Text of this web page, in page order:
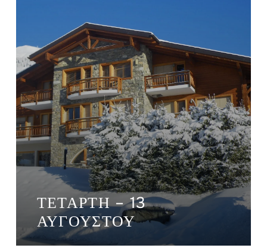
ΤΕΤΆΡΤΗ – 13
ΑΥΓΟΎΣΤΟΥ